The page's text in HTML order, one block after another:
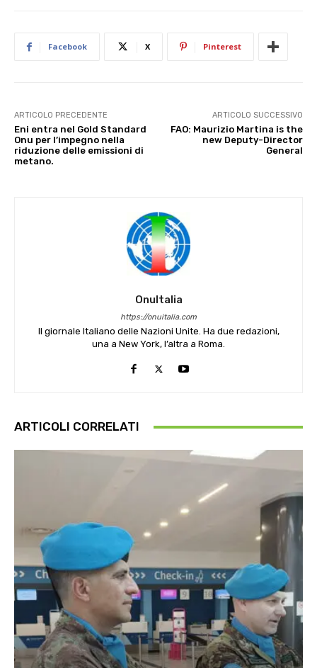
Facebook X Pinterest
ARTICOLO PRECEDENTE
Eni entra nel Gold Standard
Onu per l’impegno nella
riduzione delle emissioni di
metano.
ARTICOLO SUCCESSIVO
FAO: Maurizio Martina is the
new Deputy-Director
General
OnuItalia
https://onuitalia.com
Il giornale Italiano delle Nazioni Unite. Ha due redazioni,
una a New York, l’altra a Roma.
ARTICOLI CORRELATI